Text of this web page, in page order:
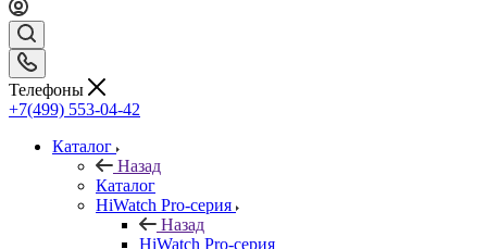
Телефоны
+7(499) 553-04-42
Каталог
Назад
Каталог
HiWatch Pro-серия
Назад
HiWatch Pro-серия